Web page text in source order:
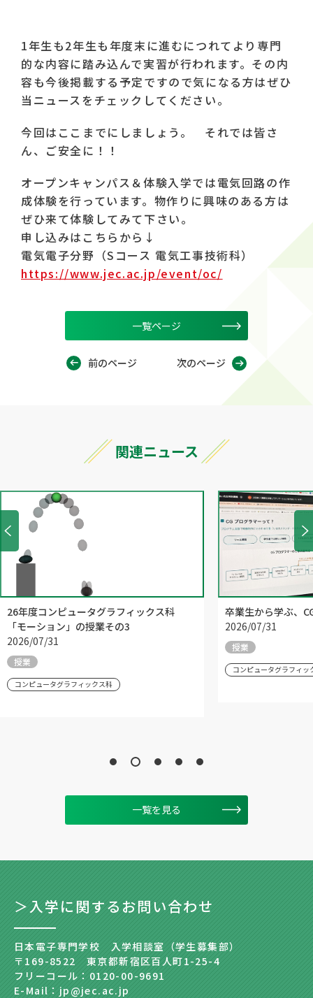
1年生も2年生も年度末に進むにつれてより専門
的な内容に踏み込んで実習が行われます。その内
容も今後掲載する予定ですので気になる方はぜひ
当ニュースをチェックしてください。
今回はここまでにしましょう。 それでは皆さ
ん、ご安全に！！
オープンキャンパス＆体験入学では電気回路の作
成体験を行っています。物作りに興味のある方は
ぜひ来て体験してみて下さい。
申し込みはこちらから↓
電気電子分野（Sコース 電気工事技術科）
https://www.jec.ac.jp/event/oc/
前のページ
一覧ページ
次のページ
関連ニュース
26年度コンピュータグラフィックス科
「モーション」の授業その3
2026/07/31
授業
コンピュータグラフィックス科
卒業生から学ぶ、
2026/07/31
授業
コンピュータグラフィッ
一覧を見る
＞入学に関するお問い合わせ
日本電子専門学校 入学相談室（学生募集部）
〒169-8522 東京都新宿区百人町1-25-4
フリーコール：0120-00-9691
E-Mail：jp@jec.ac.jp